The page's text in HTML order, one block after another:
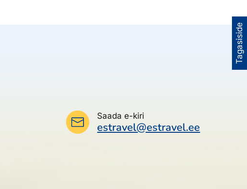
Tagasiside
Saada e-kiri
estravel@estravel.ee